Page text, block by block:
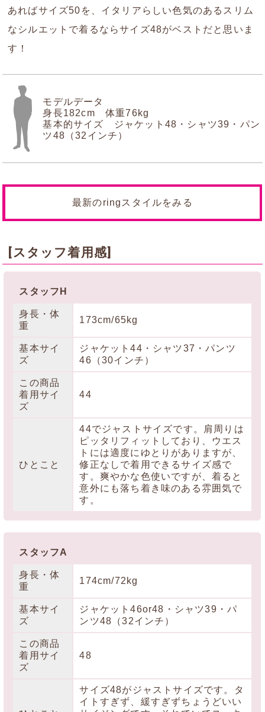
あればサイズ50を、イタリアらしい色気のあるスリム
なシルエットで着るならサイズ48がベストだと思いま
す！
モデルデータ
身長182cm 体重76kg
基本的サイズ ジャケット48・シャツ39・パン
ツ48（32インチ）
最新のringスタイルをみる
[スタッフ着用感]
スタッフH
身長・体
重
173cm/65kg
基本サイ
ズ
ジャケット44・シャツ37・パンツ
46（30インチ）
この商品
着用サイ
ズ
44
ひとこと
44でジャストサイズです。肩周りは
ピッタリフィットしており、ウエス
トには適度にゆとりがありますが、
修正なしで着用できるサイズ感で
す。爽やかな色使いですが、着ると
意外にも落ち着き味のある雰囲気で
す。
スタッフA
身長・体
重
174cm/72kg
基本サイ
ズ
ジャケット46or48・シャツ39・パ
ンツ48（32インチ）
この商品
着用サイ
ズ
48
サイズ48がジャストサイズです。タ
イトすぎず、緩すぎずちょうどいい